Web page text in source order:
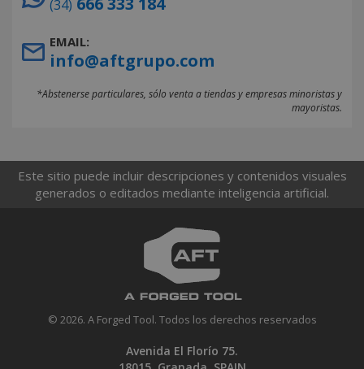
(34)
EMAIL:
info@aftgrupo.com
*Abstenerse particulares, sólo venta a tiendas y empresas minoristas y
mayoristas.
Este sitio puede incluir descripciones y contenidos visuales
generados o editados mediante inteligencia artificial.
© 2026. A Forged Tool. Todos los derechos reservados
Avenida El Florío 75.